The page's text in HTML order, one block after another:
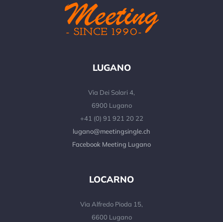
LUGANO
Via Dei Solari 4,
6900 Lugano
+41 (0) 91 921 20 22
lugano@meetingsingle.ch
Facebook Meeting Lugano
LOCARNO
Via Alfredo Pioda 15,
6600 Lugano